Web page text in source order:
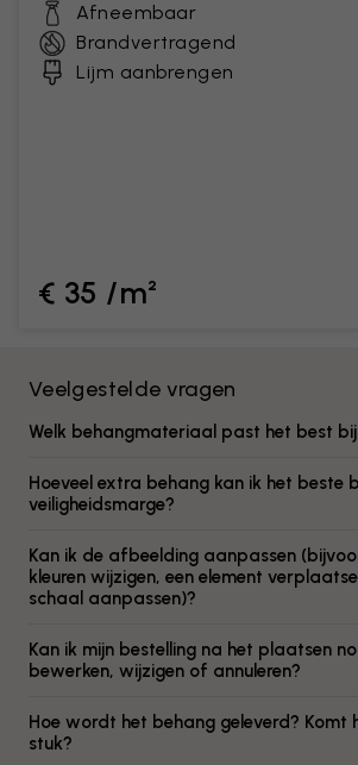
Afneembaar
Brandvertragend
Lijm aanbrengen
€ 35 /m²
Veelgestelde vragen
Welk behangmateriaal past het best bij
Hoeveel extra behang kan ik het beste
veiligheidsmarge?
Kan ik de afbeelding aanpassen
kleuren wijzigen, een element
schaal aanpassen)?
Kan ik mijn bestelling na het plaatsen
bewerken, wijzigen of annuleren?
Hoe wordt het behang geleverd? Komt
stuk?